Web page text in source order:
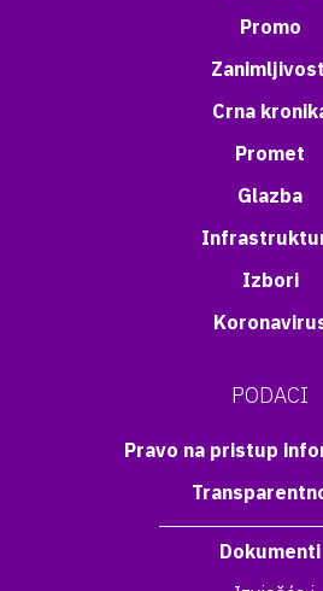
Promo
Crna
Promet
Glazba
Izbori
PODACI
Pravo na pristup
Dokumenti